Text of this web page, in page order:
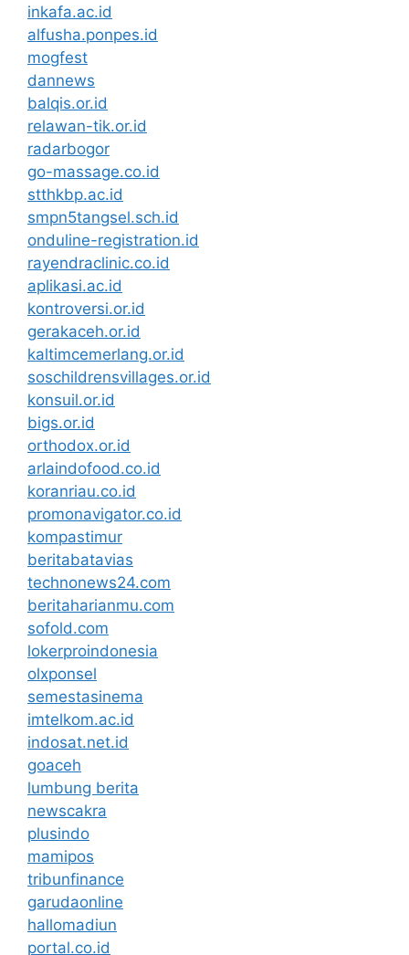
inkafa.ac.id
alfusha.ponpes.id
mogfest
dannews
balqis.or.id
relawan-tik.or.id
radarbogor
go-massage.co.id
stthkbp.ac.id
smpn5tangsel.sch.id
onduline-registration.id
rayendraclinic.co.id
aplikasi.ac.id
kontroversi.or.id
gerakaceh.or.id
kaltimcemerlang.or.id
soschildrensvillages.or.id
konsuil.or.id
bigs.or.id
orthodox.or.id
arlaindofood.co.id
koranriau.co.id
promonavigator.co.id
kompastimur
beritabatavias
technonews24.com
beritaharianmu.com
sofold.com
lokerproindonesia
olxponsel
semestasinema
imtelkom.ac.id
indosat.net.id
goaceh
lumbung berita
newscakra
plusindo
mamipos
tribunfinance
garudaonline
hallomadiun
portal.co.id